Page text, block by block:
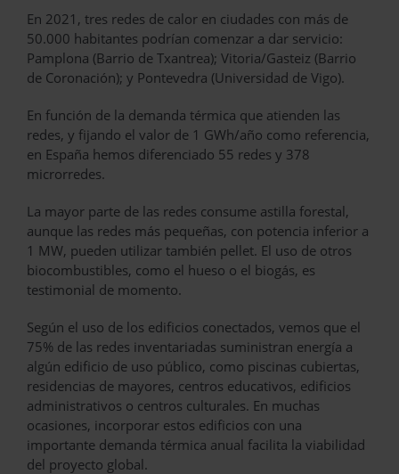
En 2021, tres redes de calor en ciudades con más de
50.000 habitantes podrían comenzar a dar servicio:
Pamplona (Barrio de Txantrea); Vitoria/Gasteiz (Barrio
de Coronación); y Pontevedra (Universidad de Vigo).
En función de la demanda térmica que atienden las
redes, y fijando el valor de 1 GWh/año como referencia,
en España hemos diferenciado 55 redes y 378
microrredes.
La mayor parte de las redes consume astilla forestal,
aunque las redes más pequeñas, con potencia inferior a
1 MW, pueden utilizar también pellet. El uso de otros
biocombustibles, como el hueso o el biogás, es
testimonial de momento.
Según el uso de los edificios conectados, vemos que el
75% de las redes inventariadas suministran energía a
algún edificio de uso público, como piscinas cubiertas,
residencias de mayores, centros educativos, edificios
administrativos o centros culturales. En muchas
ocasiones, incorporar estos edificios con una
importante demanda térmica anual facilita la viabilidad
del proyecto global.